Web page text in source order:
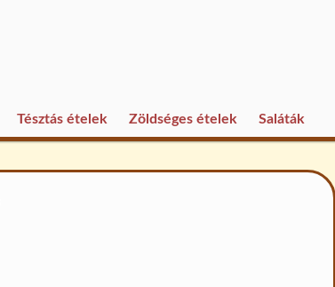
Tésztás ételek Zöldséges ételek Saláták